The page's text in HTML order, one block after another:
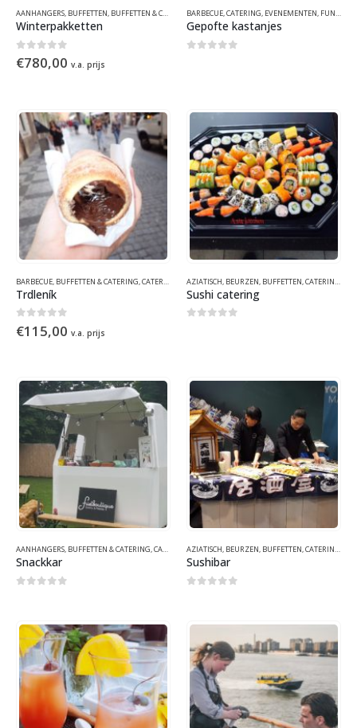
AANHANGERS, BUFFETTEN, BUFFETTEN & CATERING ,CATERING,EETKARREN,EETKRAMEN,
Winterpakketten
0out of 5
€780,00 v.a. prijs
BARBECUE,CATERING, EVENEMENTEN, FUNFOOD
Gepofte kastanjes
BARBECUE, BUFFETTEN & CATERING,CATERING EVENEMENTEN,FUNFOOD,FUNFOOD,
Trdleník
0out of 5
€115,00 v.a. prijs
AZIATISCH, BEURZEN, BUFFETTEN,CATERING
Sushi catering
AANHANGERS, BUFFETTEN & CATERING,CATERING ,EETKARREN,EVENEMENTEN,FUNFOOD,WINTER
Snackkar
AZIATISCH, BEURZEN, BUFFETTEN,CATERING
Sushibar